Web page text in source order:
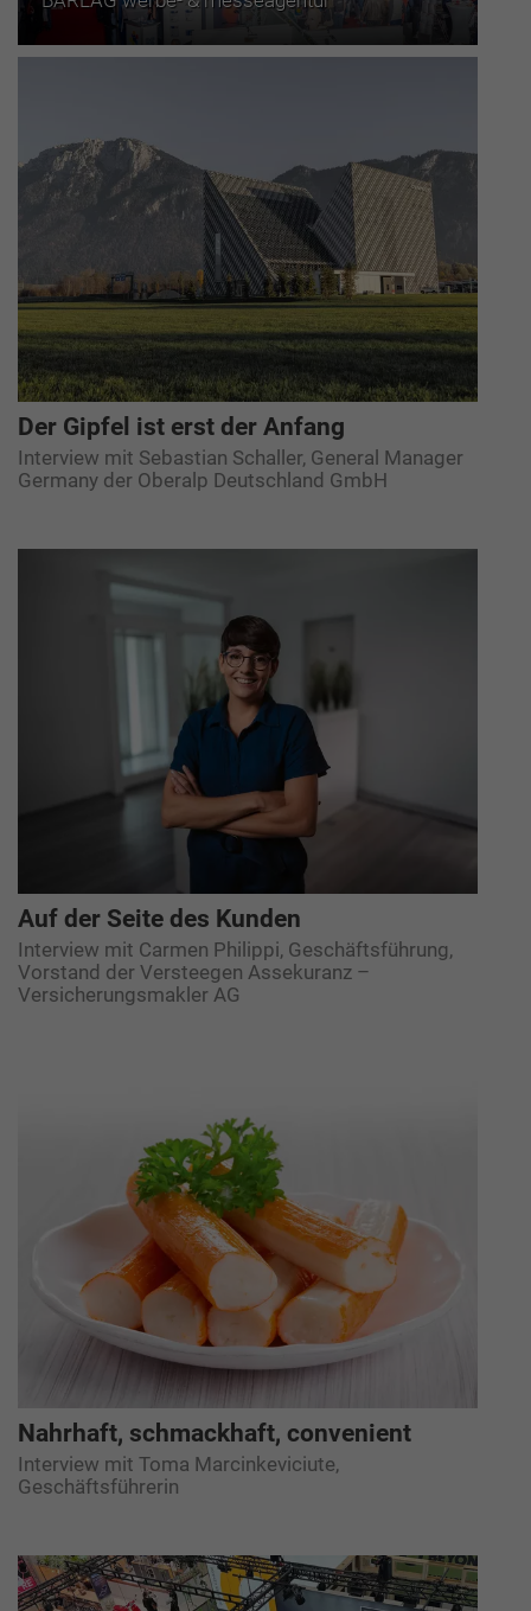
Der Gipfel ist erst der Anfang
Interview mit Sebastian Schaller, General Manager
Germany der Oberalp Deutschland GmbH
Auf der Seite des Kunden
Interview mit Carmen Philippi, Geschäftsführung,
Vorstand der Versteegen Assekuranz –
Versicherungsmakler AG
Nahrhaft, schmackhaft, convenient
Interview mit Toma Marcinkeviciute,
Geschäftsführerin